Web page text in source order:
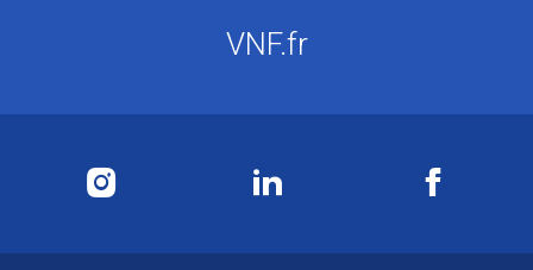
VNF.fr